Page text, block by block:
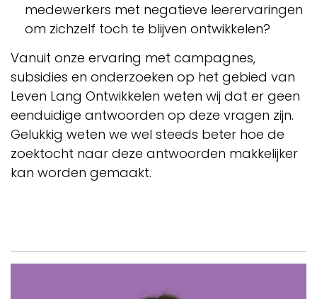
medewerkers met negatieve leerervaringen
om zichzelf toch te blijven ontwikkelen?
Vanuit onze ervaring met campagnes,
subsidies en onderzoeken op het gebied van
Leven Lang Ontwikkelen weten wij dat er geen
eenduidige antwoorden op deze vragen zijn.
Gelukkig weten we wel steeds beter hoe de
zoektocht naar deze antwoorden makkelijker
kan worden gemaakt.